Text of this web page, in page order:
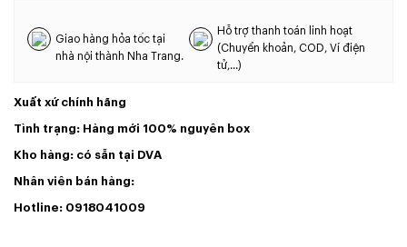
Giao hàng hỏa tốc tại
nhà nội thành Nha Trang.
Hỗ trợ thanh toán linh hoạt
(Chuyển khoản, COD, Ví điện
tử,...)
Xuất xứ chính hãng
Tình trạng: Hàng mới 100% nguyên box
Kho hàng: có sẵn tại DVA
Nhân viên bán hàng:
Hotline: 0918041009